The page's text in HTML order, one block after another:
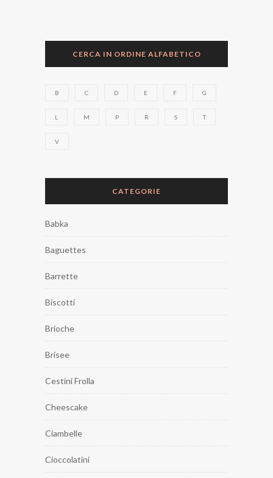
CERCA IN ORDINE ALFABETICO
B C D E F G
L M P R S T
V
CATEGORIE
Babka
Baguettes
Barrette
Biscotti
Brioche
Brisee
Cestini Frolla
Cheescake
Ciambelle
Cioccolatini